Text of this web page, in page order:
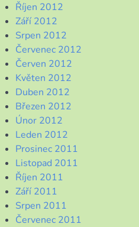
Říjen 2012
Září 2012
Srpen 2012
Červenec 2012
Červen 2012
Květen 2012
Duben 2012
Březen 2012
Únor 2012
Leden 2012
Prosinec 2011
Listopad 2011
Říjen 2011
Září 2011
Srpen 2011
Červenec 2011